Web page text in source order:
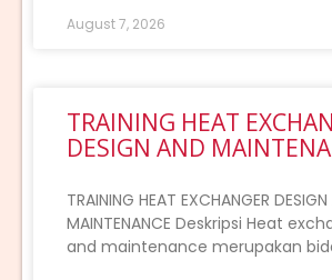
August 7, 2026
TRAINING HEAT
DESIGN AND
TRAINING HEAT EXCHANGER
MAINTENANCE Deskripsi Heat
and maintenance merupakan